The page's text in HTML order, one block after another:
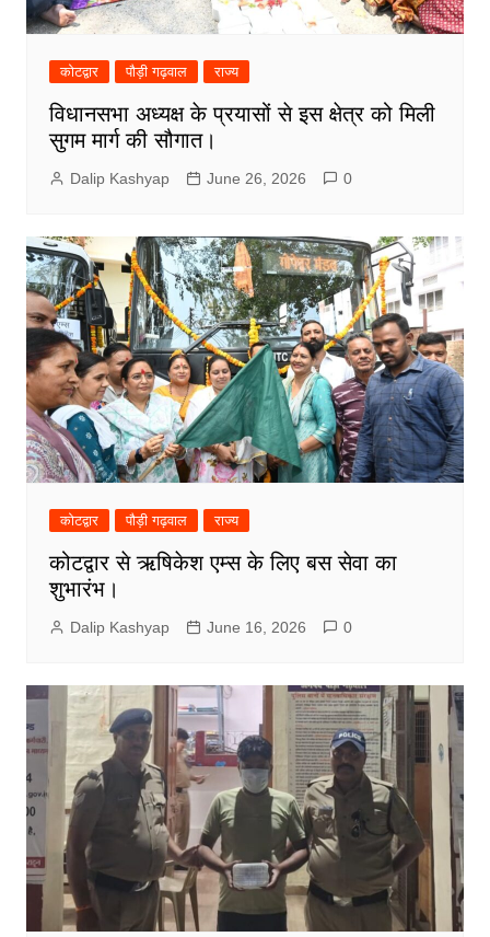
कोटद्वार पौड़ी गढ़वाल राज्य
विधानसभा अध्यक्ष के प्रयासों से इस क्षेत्र को मिली
सुगम मार्ग की सौगात।
Dalip Kashyap June 26, 2026 0
कोटद्वार पौड़ी गढ़वाल राज्य
कोटद्वार से ऋषिकेश एम्स के लिए बस सेवा का
शुभारंभ।
Dalip Kashyap June 16, 2026 0